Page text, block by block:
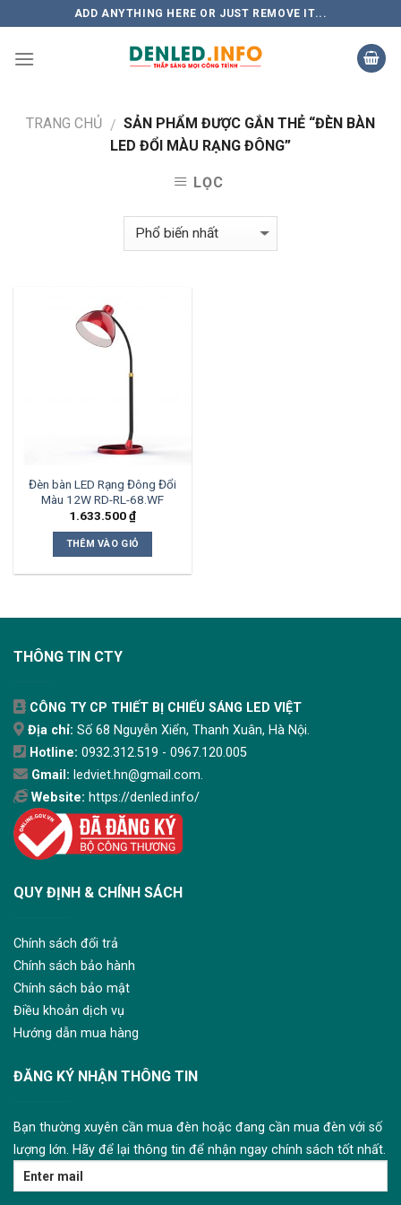
to
content
ADD ANYTHING HERE OR JUST REMOVE IT...
TRANG CHỦ / SẢN PHẨM ĐƯỢC GẮN THẺ “ĐÈN BÀN
LED ĐỔI MÀU RẠNG ĐÔNG”
LỌC
Đèn bàn LED Rạng Đông Đổi
Màu 12W RD-RL-68.WF
1.633.500₫
THÊM VÀO GIỎ
THÔNG TIN CTY
CÔNG TY CP THIẾT BỊ CHIẾU SÁNG LED VIỆT
Địa chỉ: Số 68 Nguyễn Xiển, Thanh Xuân, Hà Nội.
Hotline: 0932.312.519 - 0967.120.005
Gmail: ledviet.hn@gmail.com.
Website: https://denled.info/
QUY ĐỊNH & CHÍNH SÁCH
Chính sách đổi trả
Chính sách bảo hành
Chính sách bảo mật
Điều khoản dịch vụ
Hướng dẫn mua hàng
ĐĂNG KÝ NHẬN THÔNG TIN
Bạn thường xuyên cần mua đèn hoặc đang cần mua đèn với số
lượng lớn. Hãy để lại thông tin để nhận ngay chính sách tốt nhất.